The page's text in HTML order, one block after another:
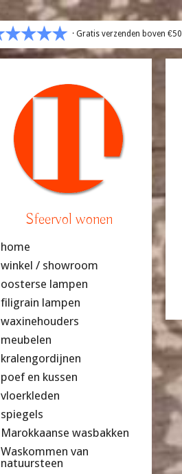
· Gratis verzenden boven €50
Sfeervol wonen
home
winkel / showroom
oosterse lampen
filigrain lampen
waxinehouders
meubelen
kralengordijnen
poef en kussen
vloerkleden
spiegels
Marokkaanse wasbakken
Waskommen van
natuursteen